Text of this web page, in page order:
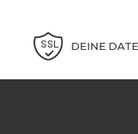
DEINE